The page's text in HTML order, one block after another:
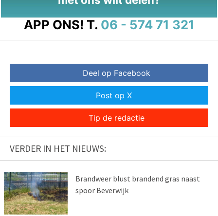
APP ONS! T. 06 - 574 71 321
Deel op Facebook
Post op X
Tip de redactie
VERDER IN HET NIEUWS:
Brandweer blust brandend gras naast
spoor Beverwijk